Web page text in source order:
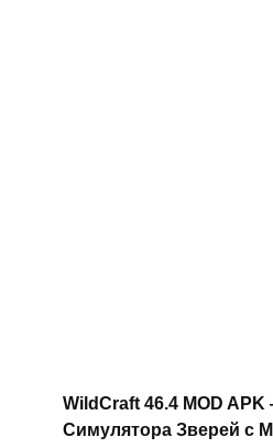
WildCraft 46.4 MOD
Симулятора Зверей с